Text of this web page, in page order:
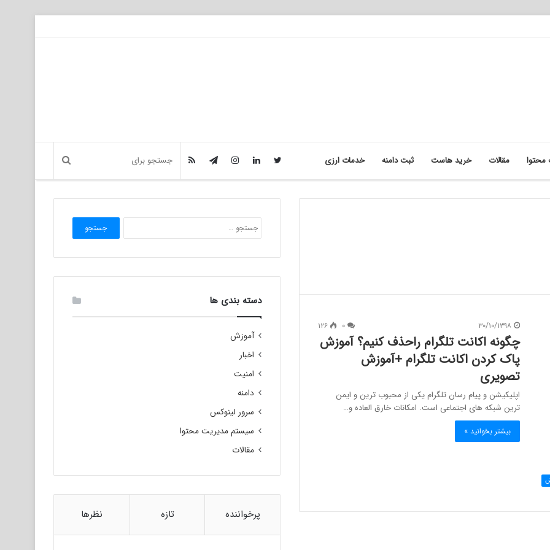
مقالات خرید هاست ثبت دامنه خدمات ارزی
۳۰/۱۰/۱۳۹۸ ۱۲۶
چگونه اکانت تلگرام راحذف کنیم؟ آموزش
پاک کردن اکانت تلگرام +آموزش
تصویری
اپلیکیشن و پیام رسان تلگرام یکی از محبوب ترین و ایمن
ترین شبکه های اجتماعی است. امکانات خارق العاده و…
بیشتر بخوانید »
برای:
دسته بندی ها
آموزش
اخبار
امنیت
دامنه
سرور لینوکس
سیستم مدیریت محتوا
مقالات
پرخواننده تازه نظرها